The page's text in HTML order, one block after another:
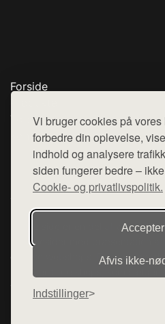
Vi bruger cookies på
forbedre din oplevelse,
indhold og analysere
siden fungerer bedre –
Cookie- og privatlivspolitik.
Afvis
Indstillinger
Forside
Top Rabatter
Kontakt
Denne side er en del af want.dk,
hjemmesider med præsentation
diverse webshops. Der sælges
varerne på lager.